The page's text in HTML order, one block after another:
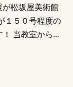
が松坂屋美術館
１５０号程度の
当教室から...